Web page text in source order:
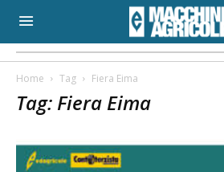
Home Tag Fiera Eima
Tag: Fiera Eima